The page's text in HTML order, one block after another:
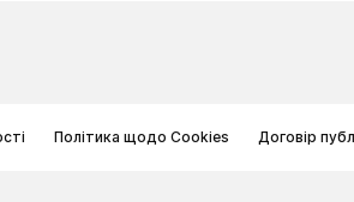
Політика щодо Cookies Договір